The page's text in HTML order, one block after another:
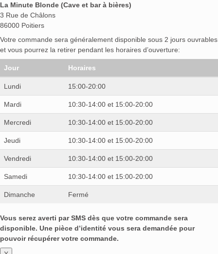
La Minute Blonde (Cave et bar à bières)
3 Rue de Châlons
86000 Poitiers
Votre commande sera généralement disponible sous 2 jours ouvrables
et vous pourrez la retirer pendant les horaires d’ouverture:
Jour Horaires
Lundi 15:00-20:00
Mardi 10:30-14:00 et 15:00-20:00
Mercredi 10:30-14:00 et 15:00-20:00
Jeudi 10:30-14:00 et 15:00-20:00
Vendredi 10:30-14:00 et 15:00-20:00
Samedi 10:30-14:00 et 15:00-20:00
Dimanche Fermé
Vous serez averti par SMS dès que votre commande sera
disponible. Une pièce d’identité vous sera demandée pour
pouvoir récupérer votre commande.